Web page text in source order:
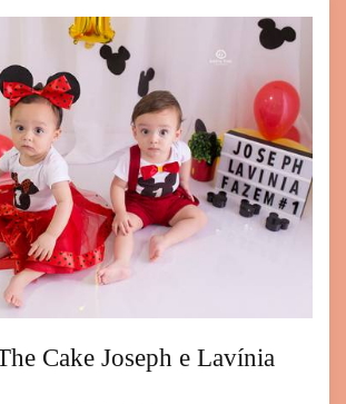
Cake Joseph e Lavínia